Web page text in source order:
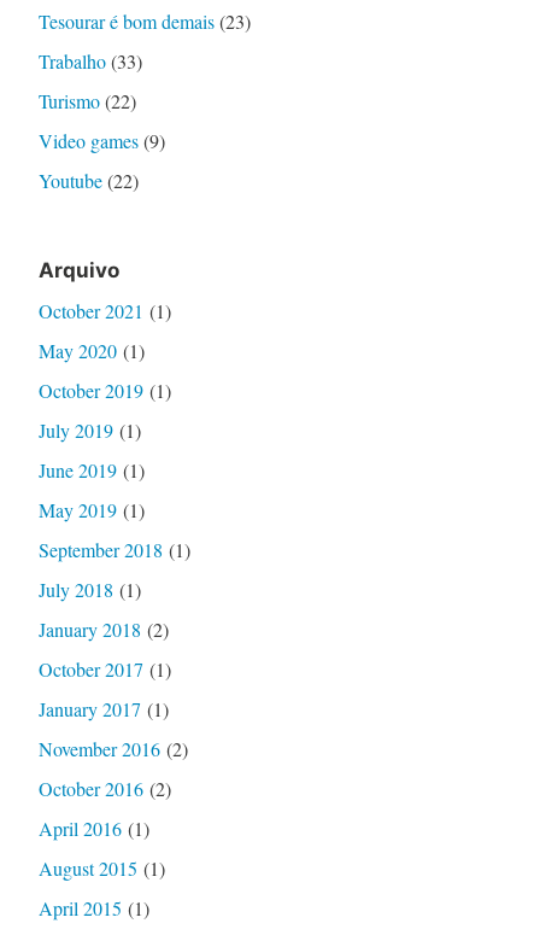
Tesourar é bom demais(23)
Trabalho(33)
Turismo(22)
Video games(9)
Youtube(22)
Arquivo
October 2021 (1)
May 2020(1)
October 2019(1)
July 2019(1)
June 2019(1)
May 2019(1)
September 2018 (1)
July 2018 (1)
January 2018 (2)
October 2017 (1)
January 2017 (1)
November 2016(2)
October 2016(2)
April 2016(1)
August 2015 (1)
April 2015 (1)